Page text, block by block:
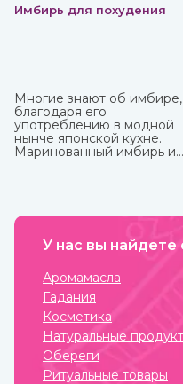
Имбирь для похудения
Многие знают об имбире,
благодаря его
употреблению в модной
нынче японской кухне.
Маринованный имбирь и
больше всего полезных
больше пользы.
У нас вы найдете
Аромамасла
Гадания
Косметика
Натуральные
Обереги
Ритуальные товары